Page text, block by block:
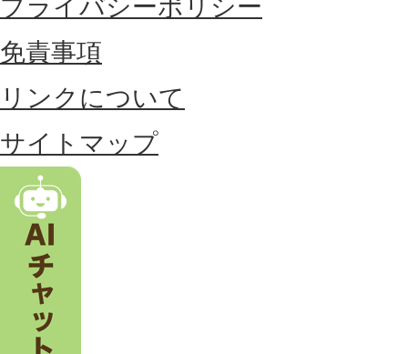
置
す
る
市
。
プライバシーポリシー
免責事項
リンクについて
サイトマップ